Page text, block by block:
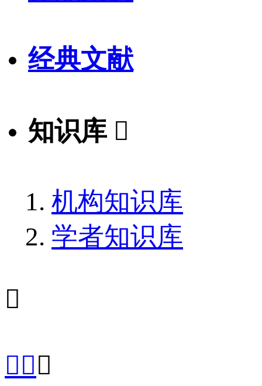
经典文献
知识库 
机构知识库
学者知识库

